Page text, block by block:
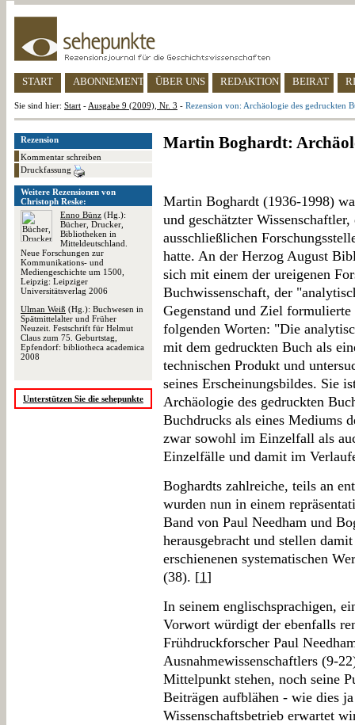
START ABONNEMENT ÜBER UNS REDAKTION BEIRAT
Sie sind hier: Start - Ausgabe 9 (2009), Nr. 3 - Rezension von: Archäologie des gedruckten
Rezension
Kommentar schreiben
Druckfassung
Weitere Rezensionen von
Christoph Reske:
Enno Bünz (Hg.):
Bücher, Drucker,
Bibliotheken in
Mitteldeutschland.
Neue Forschungen zur
Kommunikations- und
Mediengeschichte um 1500,
Leipzig: Leipziger
Universitätsverlag 2006
Ulman Weiß (Hg.): Buchwesen in
Spätmittelalter und Früher
Neuzeit. Festschrift für Helmut
Claus zum 75. Geburtstag,
Epfendorf: bibliotheca academica
2008
Unterstützen Sie die sehepunkte
Martin Boghardt:
Martin Boghardt (1936-1998)
und geschätzter
ausschließlichen
hatte. An der Herzog August
sich mit einem der ureigenen
Buchwissenschaft, der
Gegenstand und Ziel
folgenden Worten: "Die
mit dem gedruckten Buch als
technischen Produkt und
seines Erscheinungsbildes. Sie
Archäologie des gedruckten
Buchdrucks als eines Mediums
zwar sowohl im Einzelfall als
Einzelfälle und damit im
Boghardts zahlreiche, teils an
wurden nun in einem
Band von Paul Needham und
herausgebracht und stellen
erschienenen systematischen
(38). [1]
In seinem englischsprachigen,
Vorwort würdigt der ebenfalls
Frühdruckforscher Paul
Ausnahmewissenschaftlers (9-
Mittelpunkt stehen, noch seine
Beiträgen aufblähen - wie dies
Wissenschaftsbetrieb erwartet